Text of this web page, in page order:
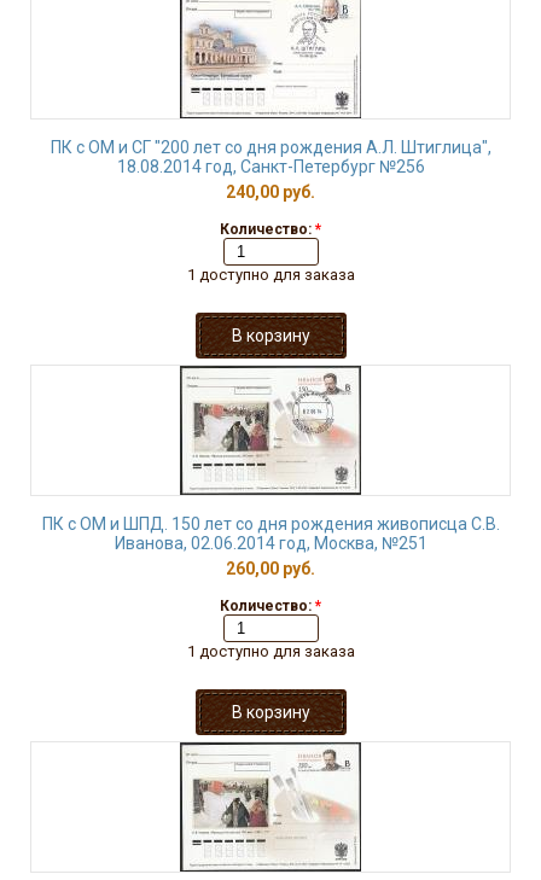
ПК с ОМ и СГ "200 лет со дня рождения А.Л. Штиглица",
18.08.2014 год, Санкт-Петербург №256
240,00 руб.
Количество: *
1 доступно для заказа
ПК с ОМ и ШПД. 150 лет со дня рождения живописца С.В.
Иванова, 02.06.2014 год, Москва, №251
260,00 руб.
Количество: *
1 доступно для заказа